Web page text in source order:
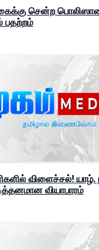
சென்ற
பதற்றம்
விளைச்சல்! யாழ்.
வியாபாரம்